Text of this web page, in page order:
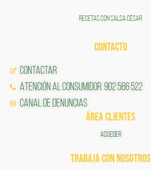
RECETAS CON SALSA CÉSAR
CONTACTO
Contactar
Atención al Consumidor: 902 566 522
Canal de Denuncias
ÁREA CLIENTES
ACCEDER
TRABAJA CON NOSOTROS